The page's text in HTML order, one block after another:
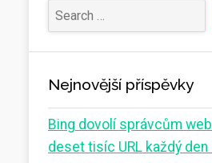
Nejnovější příspěvky
Bing dovolí správcům
deset tisíc URL každý